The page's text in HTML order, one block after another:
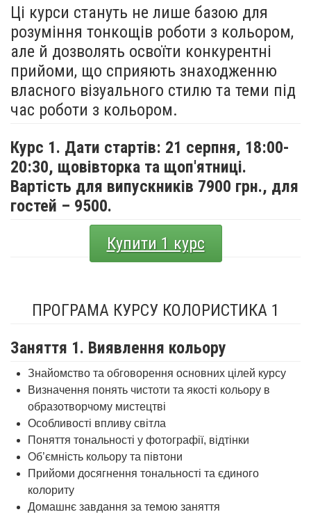
Ці курси стануть не лише базою для
розуміння тонкощів роботи з кольором,
але й дозволять освоїти конкурентні
прийоми, що сприяють знаходженню
власного візуального стилю та теми під
час роботи з кольором.
Курс 1. Дати стартів: 21 серпня, 18:00-
20:30, щовівторка та щоп'ятниці.
Вартість для випускників 7900 грн., для
гостей – 9500.
Купити 1 курс
ПРОГРАМА КУРСУ КОЛОРИСТИКА 1
Заняття 1. Виявлення кольору
Знайомство та обговорення основних цілей курсу
Визначення понять чистоти та якості кольору в
образотворчому мистецтві
Особливості впливу світла
Поняття тональності у фотографії, відтінки
Об’ємність кольору та півтони
Прийоми досягнення тональності та єдиного
колориту
Домашнє завдання за темою заняття